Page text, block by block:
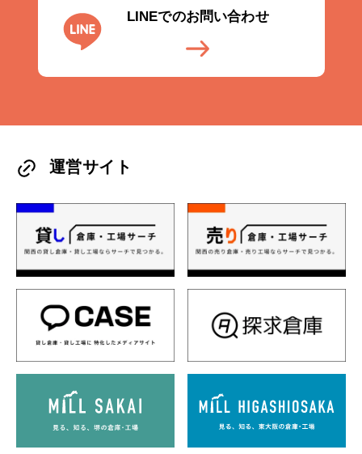
LINEでのお問い合わせ
運営サイト